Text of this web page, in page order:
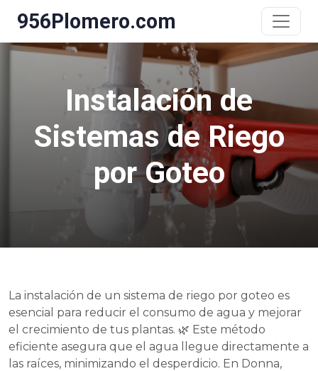
956Plomero.com
Instalación de
Sistemas de Riego
por Goteo
La instalación de un sistema de riego por goteo es
esencial para reducir el consumo de agua y mejorar
el crecimiento de tus plantas. 🌿 Este método
eficiente asegura que el agua llegue directamente a
las raíces, minimizando el desperdicio. En Donna,